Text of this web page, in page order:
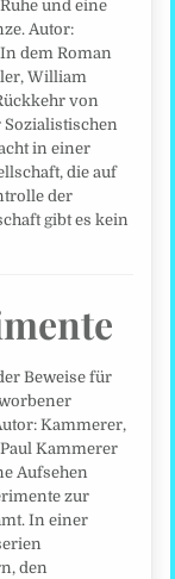
und eine
Autor:
dem Roman
William
von
Sozialistischen
in einer
die auf
der
gibt es kein
Beweise für
Kammerer,
Kammerer
Aufsehen
zur
In einer
den